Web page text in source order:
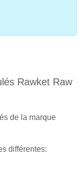
Rawket Raw
de la marque
différentes: